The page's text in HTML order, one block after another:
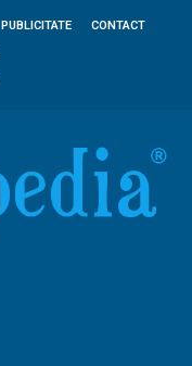
PUBLICITATE CONTACT